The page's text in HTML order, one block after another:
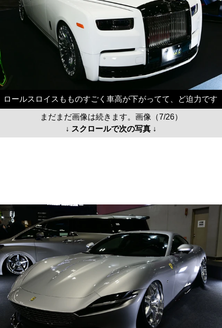
ロールスロイスもものすごく車高が下がってて、ど迫力です
まだまだ画像は続きます。画像（7/26）
↓ スクロールで次の写真 ↓